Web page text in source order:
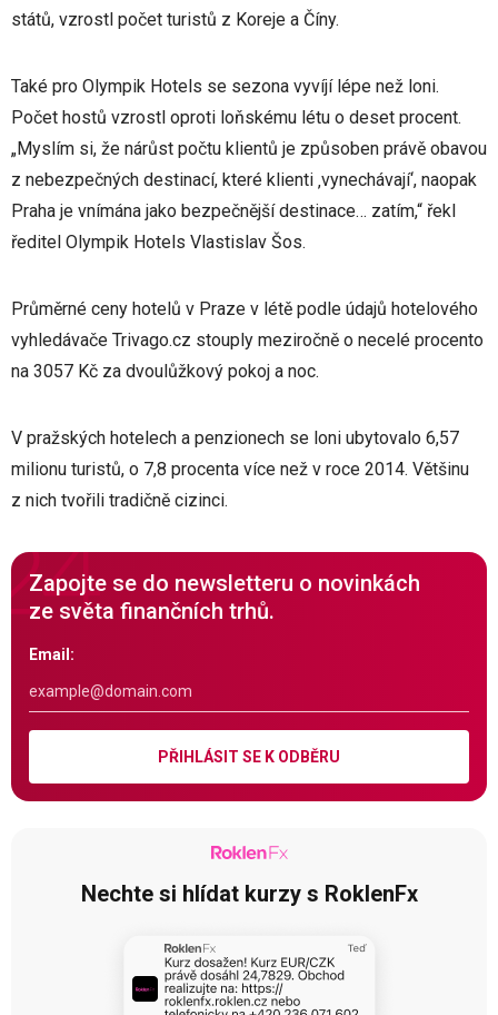
států, vzrostl počet turistů z Koreje a Číny.
Také pro Olympik Hotels se sezona vyvíjí lépe než loni.
Počet hostů vzrostl oproti loňskému létu o deset procent.
„Myslím si, že nárůst počtu klientů je způsoben právě obavou
z nebezpečných destinací, které klienti ‚vynechávají‘, naopak
Praha je vnímána jako bezpečnější destinace… zatím,“ řekl
ředitel Olympik Hotels Vlastislav Šos.
Průměrné ceny hotelů v Praze v létě podle údajů hotelového
vyhledávače Trivago.cz stouply meziročně o necelé procento
na 3057 Kč za dvoulůžkový pokoj a noc.
V pražských hotelech a penzionech se loni ubytovalo 6,57
milionu turistů, o 7,8 procenta více než v roce 2014. Většinu
z nich tvořili tradičně cizinci.
Zapojte se do newsletteru o novinkách
ze světa finančních trhů.
Email:
PŘIHLÁSIT SE K ODBĚRU
Nechte si hlídat kurzy s RoklenFx